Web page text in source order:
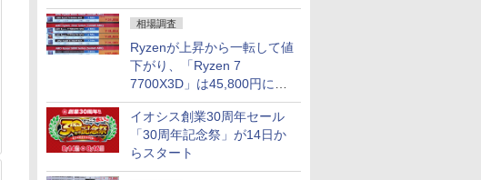
になる？
相場調査
Ryzenが上昇から一転して値
下がり、「Ryzen 7
7700X3D」は45,800円に急
落し「Ryzen 7 7800X3D」
との価格逆転解消 [8月前半の
CPU価格]
イオシス創業30周年セール
「30周年記念祭」が14日か
らスタート